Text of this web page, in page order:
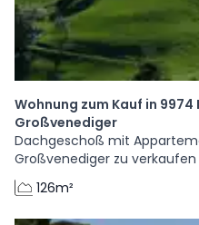
Wohnung zum Kauf in
Großvenediger
Dachgeschoß mit
Großvenediger zu verkaufen
126m²